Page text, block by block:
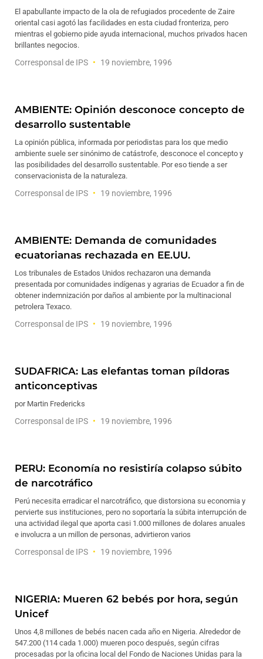
El apabullante impacto de la ola de refugiados procedente de Zaire
oriental casi agotó las facilidades en esta ciudad fronteriza, pero
mientras el gobierno pide ayuda internacional, muchos privados hacen
brillantes negocios.
Corresponsal de IPS 19 noviembre, 1996
AMBIENTE: Opinión desconoce concepto de
desarrollo sustentable
La opinión pública, informada por periodistas para los que medio
ambiente suele ser sinónimo de catástrofe, desconoce el concepto y
las posibilidades del desarrollo sustentable. Por eso tiende a ser
conservacionista de la naturaleza.
Corresponsal de IPS 19 noviembre, 1996
AMBIENTE: Demanda de comunidades
ecuatorianas rechazada en EE.UU.
Los tribunales de Estados Unidos rechazaron una demanda
presentada por comunidades indígenas y agrarias de Ecuador a fin de
obtener indemnización por daños al ambiente por la multinacional
petrolera Texaco.
Corresponsal de IPS 19 noviembre, 1996
SUDAFRICA: Las elefantas toman píldoras
anticonceptivas
por Martin Fredericks
Corresponsal de IPS 19 noviembre, 1996
PERU: Economía no resistiría colapso súbito
de narcotráfico
Perú necesita erradicar el narcotráfico, que distorsiona su economia y
pervierte sus instituciones, pero no soportaría la súbita interrupción de
una actividad ilegal que aporta casi 1.000 millones de dolares anuales
e involucra a un millon de personas, advirtieron varios
Corresponsal de IPS 19 noviembre, 1996
NIGERIA: Mueren 62 bebés por hora, según
Unicef
Unos 4,8 millones de bebés nacen cada año en Nigeria. Alrededor de
547.200 (114 cada 1.000) mueren poco después, según cifras
procesadas por la oficina local del Fondo de Naciones Unidas para la